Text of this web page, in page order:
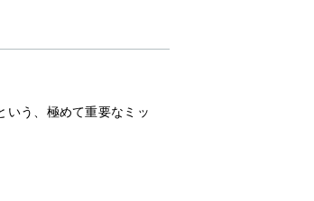
いう、極めて重要なミッ